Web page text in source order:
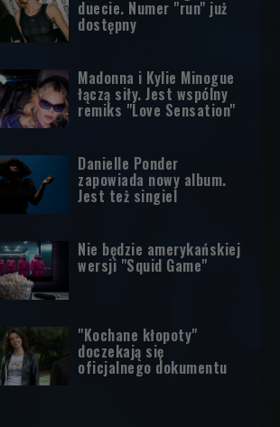
duecie. Numer "run" już
dostępny
Madonna i Kylie Minogue
łączą siły. Jest wspólny
remiks "Love Sensation"
Danielle Ponder
zapowiada nowy album.
Jest też singiel
Nie będzie amerykańskiej
wersji "Squid Game"
"Kochane kłopoty"
doczekają się
oficjalnego dokumentu